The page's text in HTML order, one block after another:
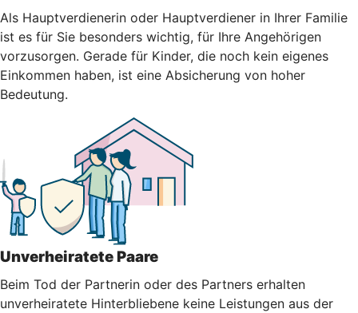
Als Hauptverdienerin oder Hauptverdiener in Ihrer Familie
ist es für Sie besonders wichtig, für Ihre Angehörigen
vorzusorgen. Gerade für Kinder, die noch kein eigenes
Einkommen haben, ist eine Absicherung von hoher
Bedeutung.
Unverheiratete Paare
Beim Tod der Partnerin oder des Partners erhalten
unverheiratete Hinterbliebene keine Leistungen aus der